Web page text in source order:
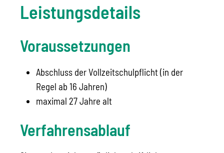
Leistungsdetails
Voraussetzungen
Abschluss der Vollzeitschulpflicht (in der
Regel ab 16 Jahren)
maximal 27 Jahre alt
Verfahrensablauf